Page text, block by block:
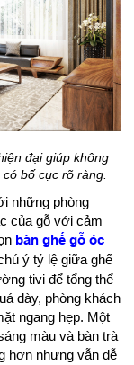
đại giúp không
bố cục rõ ràng.
những phòng
của gỗ với cảm
bàn ghế gỗ óc
ý tỷ lệ giữa ghế
tivi để tổng thể
dày, phòng khách
ngang hẹp. Một
màu và bàn trà
hơn nhưng vẫn dễ